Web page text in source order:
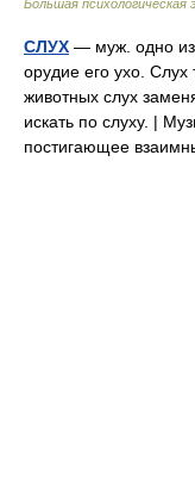
Большая психологическая
СЛУХ — муж. одно из
орудие его ухо. Слух
животных слух
искать по слуху. |
постигающее